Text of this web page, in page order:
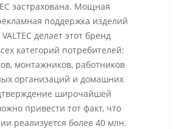
застрахована. Мощная
поддержка изделий
делает этот бренд
категорий потребителей:
монтажников, работников
организаций и домашних
широчайшей
привести тот факт, что
реализуется более 40 млн.